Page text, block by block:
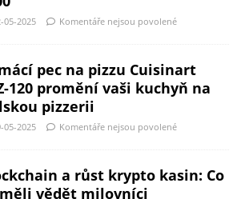
05-2025 Komentáře nejsou povolené
pec na pizzu Cuisinart
120 promění vaši kuchyň na
pizzerii
05-2025 Komentáře nejsou povolené
a růst krypto kasin: Co
vědět milovníci